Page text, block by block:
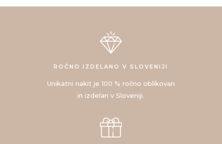
ROČNO IZDELANO V SLOVENIJI
Unikatni nakit je 100 % ročno oblikovan
in izdelan v Sloveniji.